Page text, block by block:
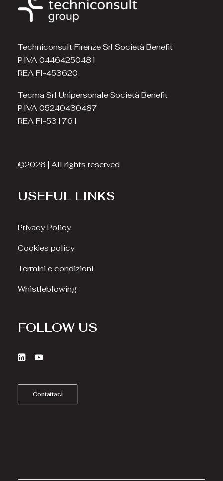
Techniconsult Firenze Srl Società Benefit
P.IVA 04464250481
REA FI-453620
Tecma Srl Unipersonale Società Benefit
P.IVA 05240430487
REA FI-531761
©2026 | All rights reserved
USEFUL LINKS
Privacy Policy
Cookies policy
Termini e condizioni
Whistleblowing
FOLLOW US
Contattaci